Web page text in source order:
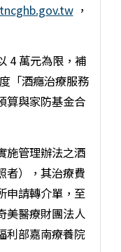
，
4 萬元為限，補
「酒癮治療服務
算與家防基金合
施管理辦法之酒
者），其治療費
申請轉介單，至
美醫療財團法人
利部嘉南療養院